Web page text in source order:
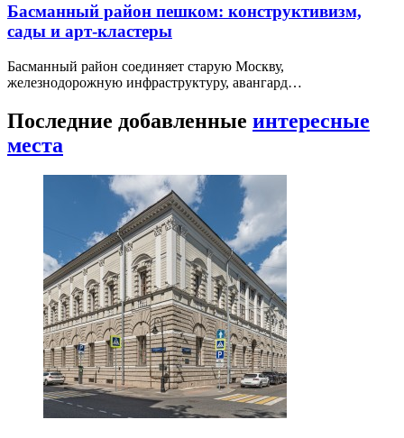
Басманный район пешком: конструктивизм,
сады и арт-кластеры
Басманный район соединяет старую Москву,
железнодорожную инфраструктуру, авангард…
Последние добавленные интересные
места